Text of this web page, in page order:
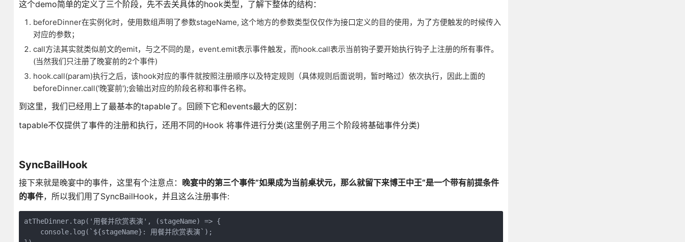
这个demo简单的定义了三个阶段，先不去关具体的hook类型，了解下整体的结构：
beforeDinner在实例化时，使用数组声明了参数stageName, 这个地方的参数类型仅仅作为接口定义的目的使用，为了方便触发的时候传入
对应的参数；
call方法其实就类似前文的emit，与之不同的是，event.emit表示事件触发，而hook.call表示当前钩子要开始执行钩子上注册的所有事件。
(当然我们只注册了晚宴前的2个事件)
hook.call(param)执行之后，该hook对应的事件就按照注册顺序以及特定规则（具体规则后面说明，暂时略过）依次执行，因此上面的
beforeDinner.call('晚宴前');会输出对应的阶段名称和事件名称。
到这里，我们已经用上了最基本的tapable了。回顾下它和events最大的区别：
tapable不仅提供了事件的注册和执行，还用不同的Hook 将事件进行分类(这里例子用三个阶段将基础事件分类)
SyncBailHook
接下来就是晚宴中的事件，这里有个注意点： 晚宴中的第三个事件”如果成为当前桌状元，那么就留下来博王中王“是一个带有前提条件
的事件，所以我们用了SyncBailHook，并且这么注册事件:
atTheDinner.tap('用餐并欣赏表演', (stageName) => {
    console.log(`${stageName}: 用餐并欣赏表演`);